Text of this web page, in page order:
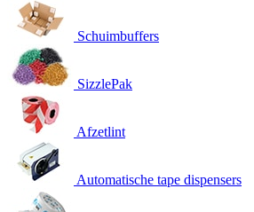
Schuimbuffers
SizzlePak
Afzetlint
Automatische tape dispensers